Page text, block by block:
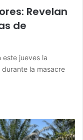
Revelan
de
este jueves la
la masacre